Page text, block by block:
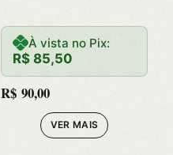
Imagens de
Animais na
Poesia de
Arquiloco
À vista no Pix:
R$ 85,50
R$ 90,00
VER MAIS